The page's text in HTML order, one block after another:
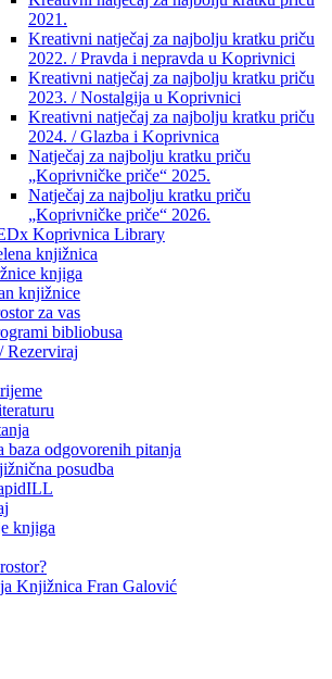
2021.
Kreativni natječaj za najbolju kratku priču
2022. / Pravda i nepravda u Koprivnici
Kreativni natječaj za najbolju kratku priču
2023. / Nostalgija u Koprivnici
Kreativni natječaj za najbolju kratku priču
2024. / Glazba i Koprivnica
Natječaj za najbolju kratku priču
„Koprivničke priče“ 2025.
Natječaj za najbolju kratku priču
„Koprivničke priče“ 2026.
Koprivnica Library
knjižnica
knjiga
knjižnice
za vas
bibliobusa
Rezerviraj
baza odgovorenih pitanja
posudba
knjiga
Knjižnica Fran Galović